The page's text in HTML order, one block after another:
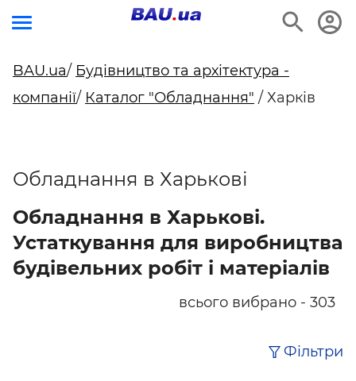
BAU.ua/ Будівництво та архітектура -
компанії/ Каталог "Обладнання" / Харків
Обладнання в Харькові
Обладнання в Харькові.
Устаткування для виробництва
будівельних робіт і матеріалів
всього вибрано - 303
Фільтри